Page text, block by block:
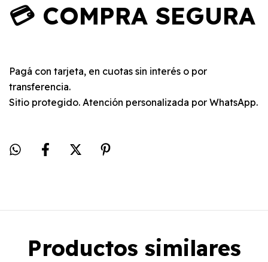
💳 COMPRA SEGURA
Pagá con tarjeta, en cuotas sin interés o por
transferencia.
Sitio protegido. Atención personalizada por WhatsApp.
Productos similares